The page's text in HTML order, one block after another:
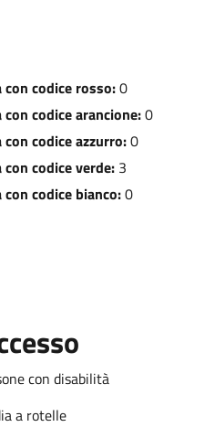
codice rosso:0
codice arancione:0
codice azzurro:0
codice verde: 3
codice bianco:0
con disabilità
a rotelle